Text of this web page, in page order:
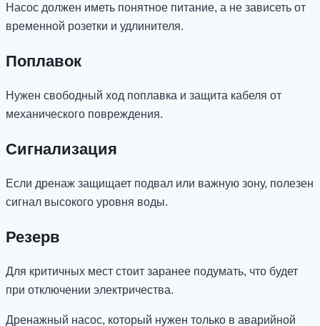
Насос должен иметь понятное питание, а не зависеть от
временной розетки и удлинителя.
Поплавок
Нужен свободный ход поплавка и защита кабеля от
механического повреждения.
Сигнализация
Если дренаж защищает подвал или важную зону, полезен
сигнал высокого уровня воды.
Резерв
Для критичных мест стоит заранее подумать, что будет
при отключении электричества.
Дренажный насос, который нужен только в аварийной